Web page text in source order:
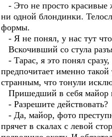
- Это не просто красивые
ни одной блондинки.
формы.
- Я не понял, у нас тут
Вскочивший со стула
- Тарас, я это понял
предпочитает именно
странным, что тонули
Пришедший в себя майор
- Разрешите действовать?
- Да, майор, фото
прячет в скалах с левой